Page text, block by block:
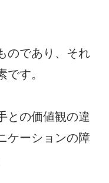
のであり、それ
す。
との価値観の違
ケーションの障